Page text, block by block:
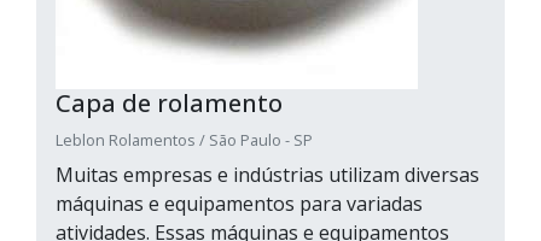
Capa de rolamento
Leblon Rolamentos / São Paulo - SP
Muitas empresas e indústrias utilizam diversas
máquinas e equipamentos para variadas
atividades. Essas máquinas e equipamentos